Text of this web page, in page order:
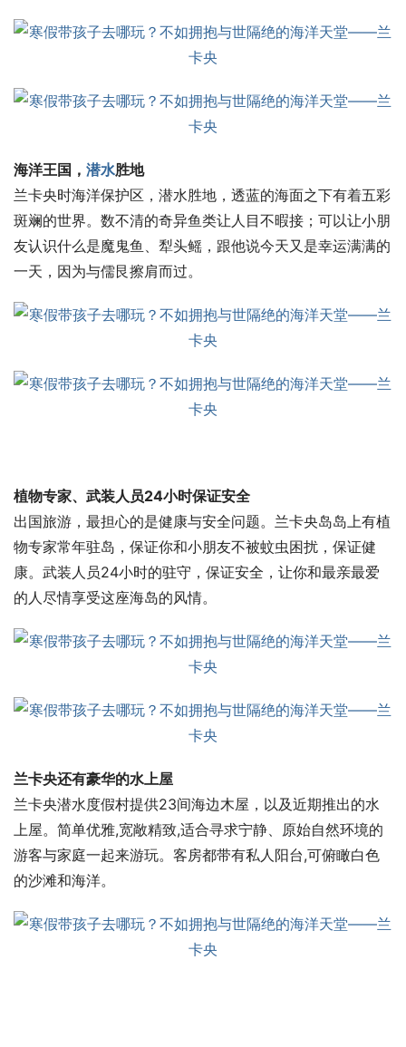
海洋王国， 潜水胜地
兰卡央时海洋保护区，潜水胜地，透蓝的海面之下有着五彩
斑斓的世界。数不清的奇异鱼类让人目不暇接；可以让小朋
友认识什么是魔鬼鱼、犁头鳐，跟他说今天又是幸运满满的
一天，因为与儒艮擦肩而过。
植物专家、武装人员24小时保证安全
出国旅游，最担心的是健康与安全问题。兰卡央岛岛上有植
物专家常年驻岛，保证你和小朋友不被蚊虫困扰，保证健
康。武装人员24小时的驻守，保证安全，让你和最亲最爱
的人尽情享受这座海岛的风情。
兰卡央还有豪华的水上屋
兰卡央潜水度假村提供23间海边木屋，以及近期推出的水
上屋。简单优雅,宽敞精致,适合寻求宁静、原始自然环境的
游客与家庭一起来游玩。客房都带有私人阳台,可俯瞰白色
的沙滩和海洋。